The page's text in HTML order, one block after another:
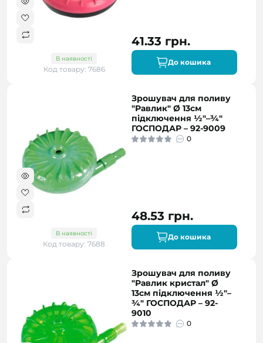
В наявності
Код товару: 7686
41.33 грн.
До кошика
В наявності
Код товару: 7688
Зрошувач для поливу
"Равлик" Ø 13см
підключення ½"–¾"
ГОСПОДАР – 92-9009
0
48.53 грн.
До кошика
Зрошувач для поливу
"Равлик кристал" Ø
13см підключення ½"–
¾" ГОСПОДАР – 92-
9010
0